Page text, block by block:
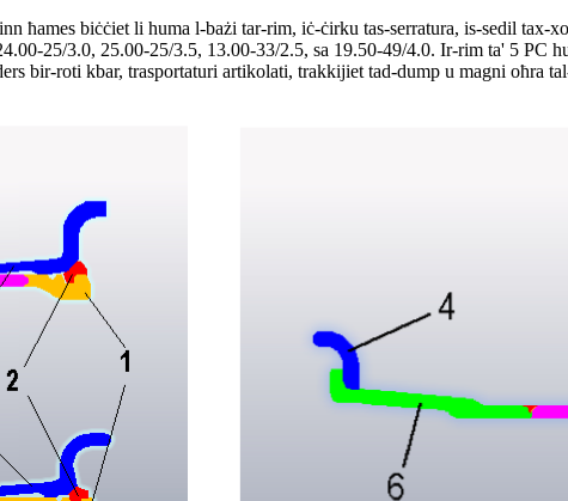
ħames biċċiet li huma l-bażi tar-rim, iċ-ċirku tas-serratura, is-sedil tax-
25/3.0, 25.00-25/3.5, 13.00-33/2.5, sa 19.50-49/4.0. Ir-rim ta' 5 PC
bir-roti kbar, trasportaturi artikolati, trakkijiet tad-dump u magni oħra